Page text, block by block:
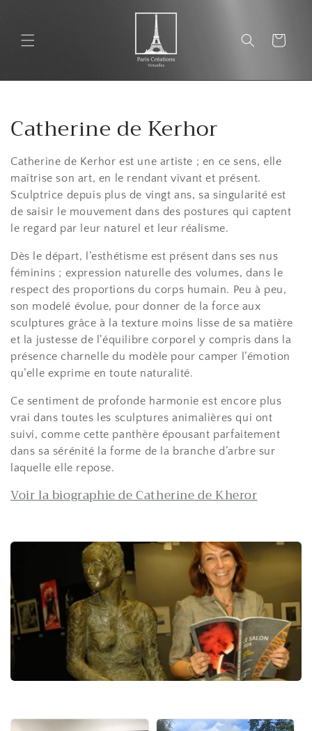
contenu
Panier
C
o
l
l
e
c
t
i
o
n
:
Catherine de Kerhor
Catherine de Kerhor est une artiste ; en ce sens, elle
maîtrise son art, en le rendant vivant et présent.
Sculptrice depuis plus de vingt ans, sa singularité est
de saisir le mouvement dans des postures qui captent
le regard par leur naturel et leur réalisme.
Dès le départ, l’esthétisme est présent dans ses nus
féminins ; expression naturelle des volumes, dans le
respect des proportions du corps humain. Peu à peu,
son modelé évolue, pour donner de la force aux
sculptures grâce à la texture moins lisse de sa matière
et la justesse de l’équilibre corporel y compris dans la
présence charnelle du modèle pour camper l’émotion
qu’elle exprime en toute naturalité.
Ce sentiment de profonde harmonie est encore plus
vrai dans toutes les sculptures animalières qui ont
suivi, comme cette panthère épousant parfaitement
dans sa sérénité la forme de la branche d’arbre sur
laquelle elle repose.
Voir la biographie de Catherine de Kheror